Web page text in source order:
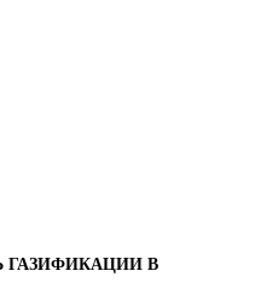
ГАЗИФИКАЦИИ В